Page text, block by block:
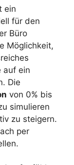
ein
für den
Büro
Möglichkeit,
auf ein
Die
von 0% bis
simulieren
zu steigern.
per